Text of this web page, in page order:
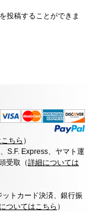
投稿することができま
ちら ）
S.F. Express、ヤマト運
受取（詳細については
トカード決済、銀行振
ついてはこちら ）